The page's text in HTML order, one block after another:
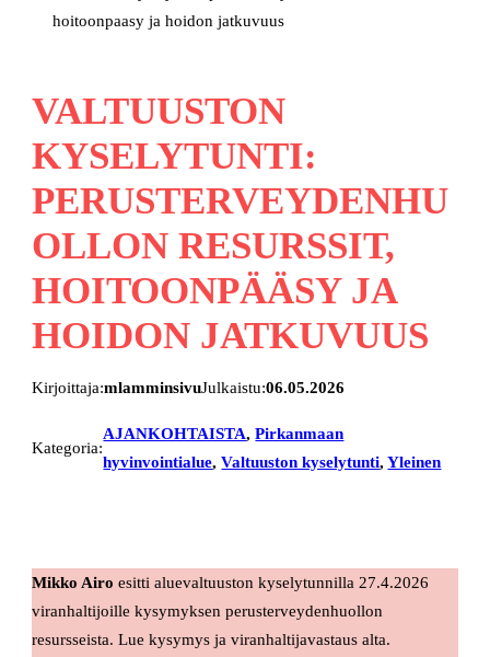
hoitoonpaasy ja hoidon jatkuvuus
VALTUUSTON
KYSELYTUNTI:
PERUSTERVEYDENHU
OLLON RESURSSIT,
HOITOONPÄÄSY JA
HOIDON JATKUVUUS
Kirjoittaja:mlamminsivuJulkaistu:06.05.2026
Kategoria:
AJANKOHTAISTA, Pirkanmaan
hyvinvointialue, Valtuuston kyselytunti, Yleinen
Mikko Airo esitti aluevaltuuston kyselytunnilla 27.4.2026
viranhaltijoille kysymyksen perusterveydenhuollon
resursseista. Lue kysymys ja viranhaltijavastaus alta.